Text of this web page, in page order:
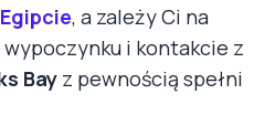
, a zależy Ci na
i kontakcie z
Bay z pewnością spełni